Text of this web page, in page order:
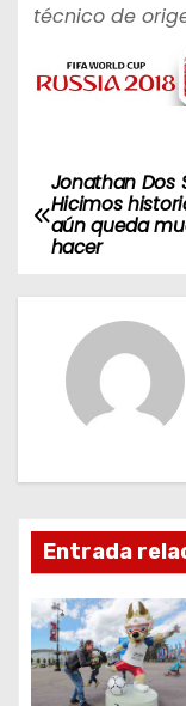
técnico de
N
a
v
ó
n
Jonathan Dos
Hicimos
aún queda
hacer
Entrada